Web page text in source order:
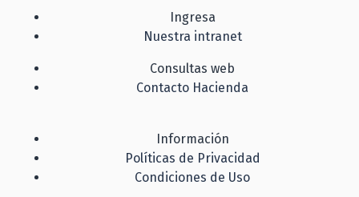
Ingresa
Nuestra intranet
Consultas web
Contacto Hacienda
Información
Políticas de Privacidad
Condiciones de Uso